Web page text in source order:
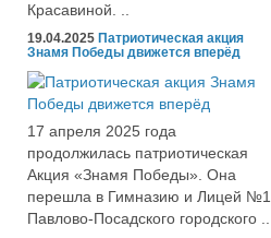
Красавиной. ..
19.04.2025 Патриотическая акция
Знамя Победы движется вперёд
17 апреля 2025 года
продолжилась патриотическая
Акция «Знамя Победы». Она
перешла в Гимназию и Лицей №1
Павлово-Посадского городского ..